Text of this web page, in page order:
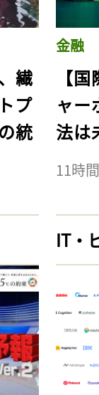
繊
プ
統
金融
【
ャー
法は
11時
IT・